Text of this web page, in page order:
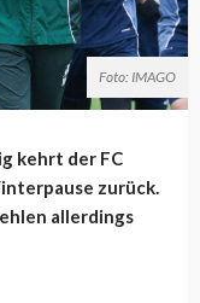
Foto: IMAGO
kehrt der FC
zurück.
allerdings